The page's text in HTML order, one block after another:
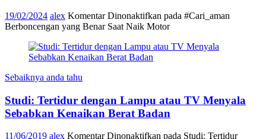
19/02/2024 alex Komentar Dinonaktifkan pada #Cari_aman
Berboncengan yang Benar Saat Naik Motor
Sebaiknya anda tahu
Studi: Tertidur dengan Lampu atau TV Menyala
Sebabkan Kenaikan Berat Badan
11/06/2019 alex Komentar Dinonaktifkan pada Studi: Tertidur